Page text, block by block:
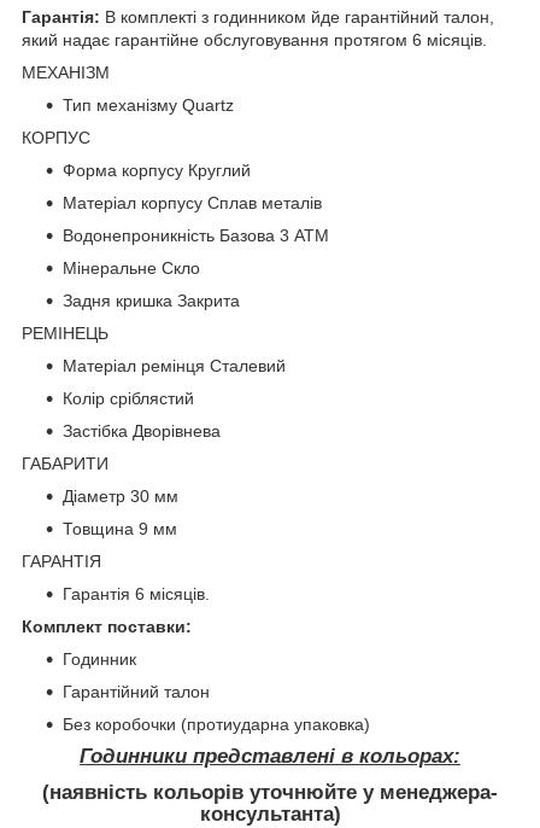
Гарантія: В комплекті з годинником йде гарантійний талон,
який надає гарантійне обслуговування протягом 6 місяців.
МЕХАНІЗМ
Тип механізму Quartz
КОРПУС
Форма корпусу Круглий
Матеріал корпусу Сплав металів
Водонепроникність Базова 3 АТМ
Мінеральне Скло
Задня кришка Закрита
РЕМІНЕЦЬ
Матеріал ремінця Сталевий
Колір сріблястий
Застібка Дворівнева
ГАБАРИТИ
Діаметр 30 мм
Товщина 9 мм
ГАРАНТІЯ
Гарантія 6 місяців.
Комплект поставки:
Годинник
Гарантійний талон
Без коробочки (протиударна упаковка)
Годинники представлені в кольорах:
(наявність кольорів уточнюйте у менеджера-
консультанта)